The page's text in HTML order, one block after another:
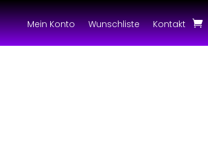
Mein Konto Wunschliste Kontakt